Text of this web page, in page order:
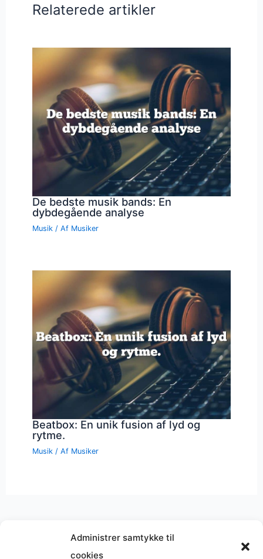
Administrer samtykke til
cookies
Relaterede artikler
De bedste musik bands: En
dybdegående analyse
Musik / Af Musiker
Beatbox: En unik fusion af lyd og
rytme.
Musik / Af Musiker